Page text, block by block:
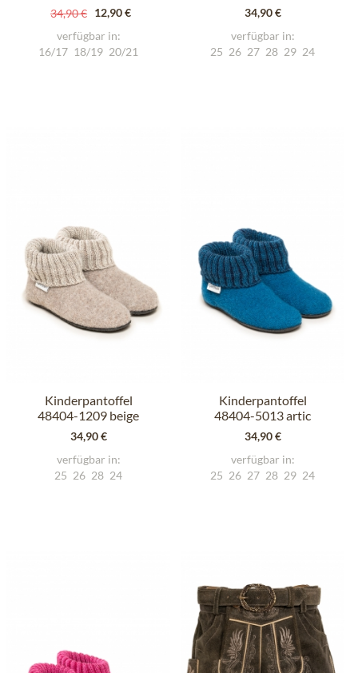
34,90 € 12,90 €
verfügbar in:
16/17 18/19 20/21
34,90 €
verfügbar in:
25 26 27 28 29 24
Kinderpantoffel
48404-1209 beige
34,90 €
verfügbar in:
25 26 28 24
Kinderpantoffel
48404-5013 artic
34,90 €
verfügbar in:
25 26 27 28 29 24